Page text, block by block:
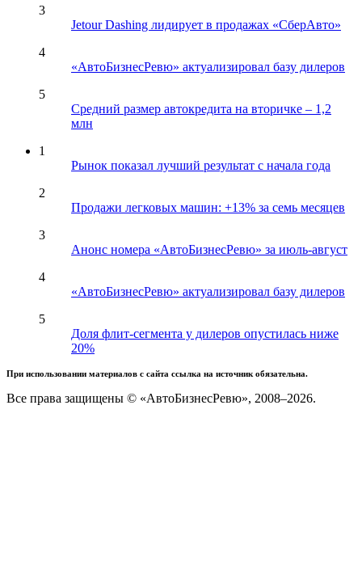
3
Jetour Dashing лидирует в продажах «СберАвто»
4
«АвтоБизнесРевю» актуализировал базу дилеров
5
Средний размер автокредита на вторичке – 1,2
млн
1
Рынок показал лучший результат с начала года
2
Продажи легковых машин: +13% за семь месяцев
3
Анонс номера «АвтоБизнесРевю» за июль-август
4
«АвтоБизнесРевю» актуализировал базу дилеров
5
Доля флит-сегмента у дилеров опустилась ниже
20%
При использовании материалов с сайта ссылка на источник обязательна.
Все права защищены © «АвтоБизнесРевю», 2008–2026.